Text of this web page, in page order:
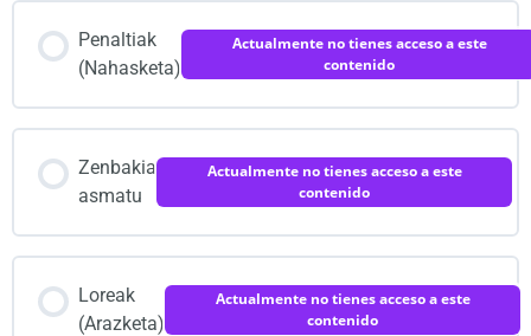
Penaltiak
(Nahasketa)
Actualmente no tienes acceso a este
contenido
Zenbakia
asmatu
Actualmente no tienes acceso a este
contenido
Loreak
(Arazketa)
Actualmente no tienes acceso a este
contenido